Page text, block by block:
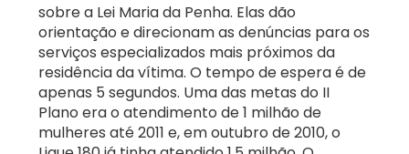
sobre a Lei Maria da Penha. Elas dão
orientação e direcionam as denúncias para os
serviços especializados mais próximos da
residência da vítima. O tempo de espera é de
apenas 5 segundos. Uma das metas do II
Plano era o atendimento de 1 milhão de
mulheres até 2011 e, em outubro de 2010, o